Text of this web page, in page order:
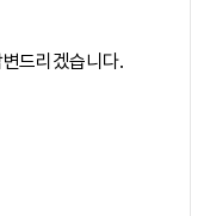
드리겠습니다.